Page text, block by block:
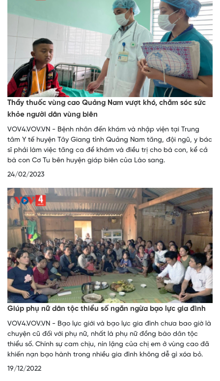
Thầy thuốc vùng cao Quảng Nam vượt khó, chăm sóc sức
khỏe người dân vùng biên
VOV4.VOV.VN - Bệnh nhân đến khám và nhập viện tại Trung
tâm Y tế huyện Tây Giang tỉnh Quảng Nam tăng, đội ngũ, y bác
sĩ phải làm việc tăng ca để khám và điều trị cho bà con, kể cả
bà con Cơ Tu bên huyện giáp biên của Lào sang.
24/02/2023
Giúp phụ nữ dân tộc thiểu số ngăn ngừa bạo lực gia đình
VOV4.VOV.VN - Bạo lực giới và bạo lực gia đình chưa bao giờ là
chuyện cũ đối với phụ nữ, nhất là phụ nữ đồng bào dân tộc
thiểu số. Chính sự cam chịu, nín lặng của chị em ở vùng cao đã
khiến nạn bạo hành trong nhiều gia đình không dễ gì xóa bỏ.
19/12/2022